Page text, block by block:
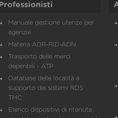
Professionisti
Manuale gestione utenze per
agenzie
Materia ADR-RID-ADN
Trasporto delle merci
deperibili - ATP
Database delle località a
supporto dei sistemi RDS
TMC
Elenco dispositivi di ritenuta